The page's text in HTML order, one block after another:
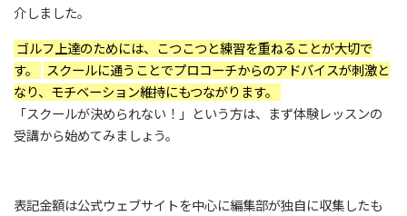
介しました。
ゴルフ上達のためには、こつこつと練習を重ねることが大切で
す。
スクールに通うことでプロコーチからのアドバイスが刺激と
なり、モチベーション維持にもつながります。
「スクールが決められない！」という方は、まず体験レッスンの
受講から始めてみましょう。
表記金額は公式ウェブサイトを中心に編集部が独自に収集したも